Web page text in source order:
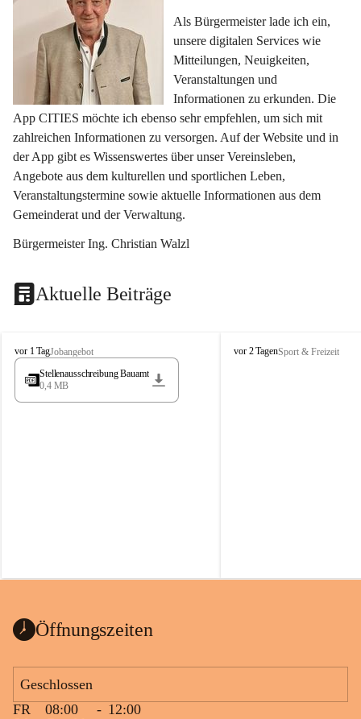
Als Bürgermeister lade ich ein,
unsere digitalen Services wie
Mitteilungen, Neuigkeiten,
Veranstaltungen und
Informationen zu erkunden. Die
App CITIES möchte ich ebenso sehr empfehlen, um sich mit
zahlreichen Informationen zu versorgen. Auf der Website und in
der App gibt es Wissenswertes über unser Vereinsleben,
Angebote aus dem kulturellen und sportlichen Leben,
Veranstaltungstermine sowie aktuelle Informationen aus dem
Gemeinderat und der Verwaltung.
Bürgermeister Ing. Christian Walzl
Aktuelle Beiträge
S
t
s
vor 1 TagJobangebot
Stellenausschreibung Bauamt
0,4 MB
S
vor 2 TagenSport & Freizeit
Öffnungszeiten
Geschlossen
FR
08:00 - 12:00